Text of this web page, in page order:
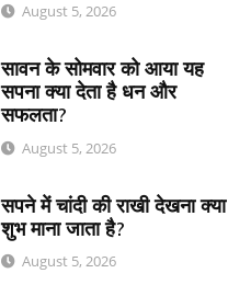
August 5, 2026
सावन के सोमवार को आया यह
सपना क्या देता है धन और
सफलता?
August 5, 2026
सपने में चांदी की राखी देखना क्या
शुभ माना जाता है?
August 5, 2026